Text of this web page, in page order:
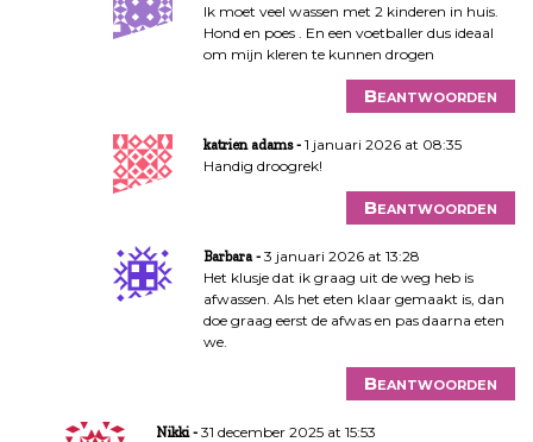
Ik moet veel wassen met 2 kinderen in huis.
Hond en poes . En een voetballer dus ideaal
om mijn kleren te kunnen drogen
Beantwoorden
katrien adams
1 januari 2026 at 08:35
Handig droogrek!
Beantwoorden
Barbara
3 januari 2026 at 13:28
Het klusje dat ik graag uit de weg heb is
afwassen. Als het eten klaar gemaakt is, dan
doe graag eerst de afwas en pas daarna eten
we.
Beantwoorden
Nikki
31 december 2025 at 15:53